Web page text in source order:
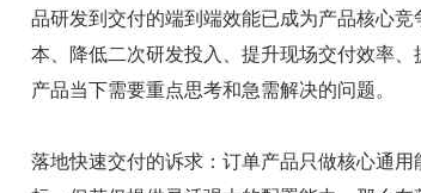
品研发到交付的端到端效能已成为产品核心
本、降低二次研发投入、提升现场交付效率
产品当下需要重点思考和急需解决的问题。
落地快速交付的诉求：订单产品只做核心通